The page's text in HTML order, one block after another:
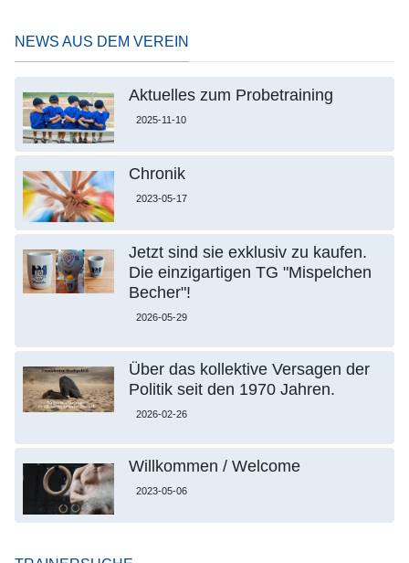
NEWS AUS DEM VEREIN
Aktuelles zum Probetraining
2025-11-10
Chronik
2023-05-17
Jetzt sind sie exklusiv zu kaufen.
Die einzigartigen TG "Mispelchen
Becher"!
2026-05-29
Über das kollektive Versagen der
Politik seit den 1970 Jahren.
2026-02-26
Willkommen / Welcome
2023-05-06